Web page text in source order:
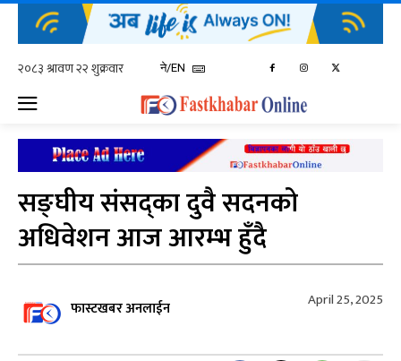
ने/EN
सङ्घीय संसद्का दुवै सदनको
अधिवेशन आज आरम्भ हुँदै
फास्टखबर अनलाईन April 25, 2025